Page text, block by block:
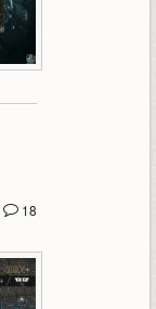
36:52
18